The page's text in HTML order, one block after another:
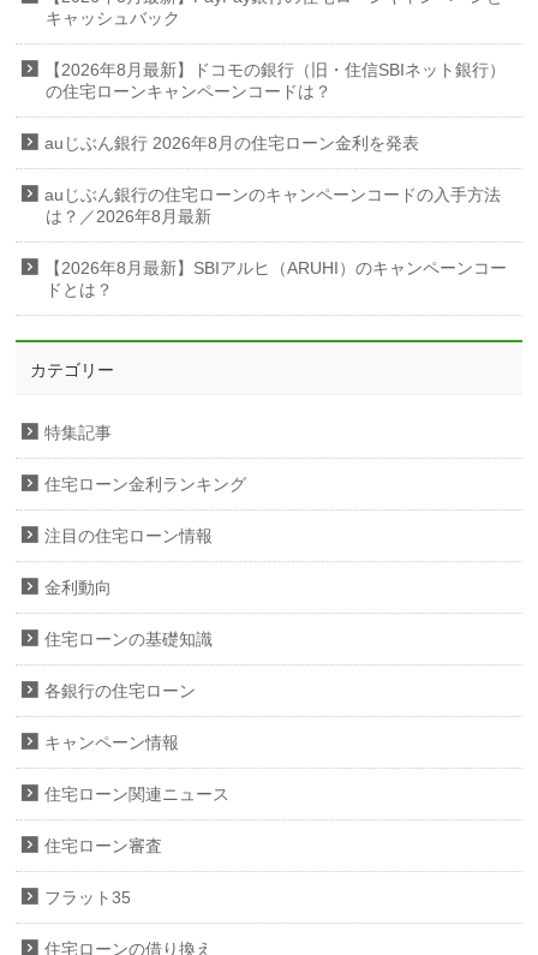
キャッシュバック
【2026年8月最新】ドコモの銀行（旧・住信SBIネット銀行）
の住宅ローンキャンペーンコードは？
auじぶん銀行 2026年8月の住宅ローン金利を発表
auじぶん銀行の住宅ローンのキャンペーンコードの入手方法
は？／2026年8月最新
【2026年8月最新】SBIアルヒ（ARUHI）のキャンペーンコー
ドとは？
カテゴリー
特集記事
住宅ローン金利ランキング
注目の住宅ローン情報
金利動向
住宅ローンの基礎知識
各銀行の住宅ローン
キャンペーン情報
住宅ローン関連ニュース
住宅ローン審査
フラット35
住宅ローンの借り換え